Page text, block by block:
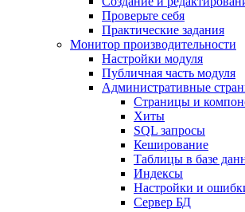
Проверьте себя
Практические задания
Монитор производительности
Настройки модуля
Публичная часть модуля
Административные
Страницы и
Хиты
SQL запросы
Кеширование
Таблицы в базе
Индексы
Настройки и
Сервер БД